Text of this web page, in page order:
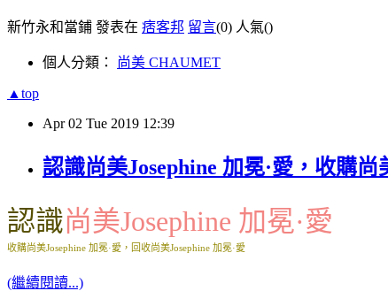
新竹永和當鋪 發表在 痞客邦 留言(0) 人氣()
個人分類： 尚美 CHAUMET
▲top
Apr 02 Tue 2019 12:39
認識尚美Josephine 加冕·愛，收購
認識尚美Josephine 加冕·愛
收購尚美Josephine 加冕·愛，回收尚美Josephine 加冕·愛
(繼續閱讀...)